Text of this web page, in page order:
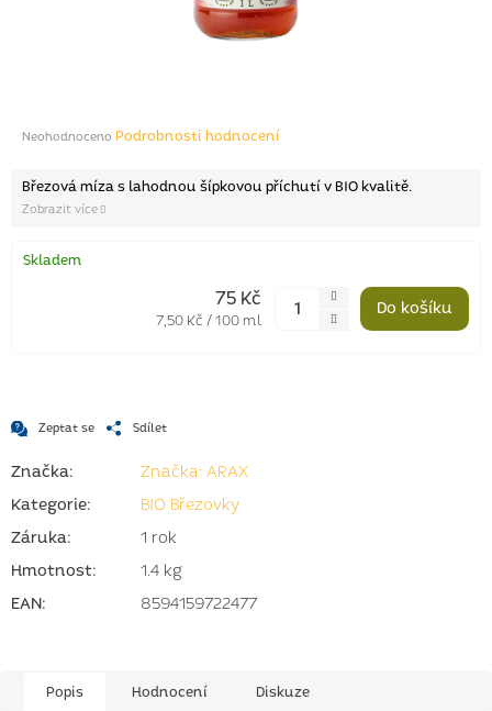
Průměrné
0,0
Neohodnoceno Podrobnosti hodnocení
Skladem
75 Kč
Měrná
7,50 Kč / 100 ml
Březová míza s lahodnou šípkovou příchutí v BIO kvalitě.
Zeptat se Sdílet
Značka: Značka: ARAX
Kategorie: BIO Březovky
Záruka: 1 rok
Hmotnost: 1.4 kg
EAN : 8594159722477
Popis Hodnocení Diskuze